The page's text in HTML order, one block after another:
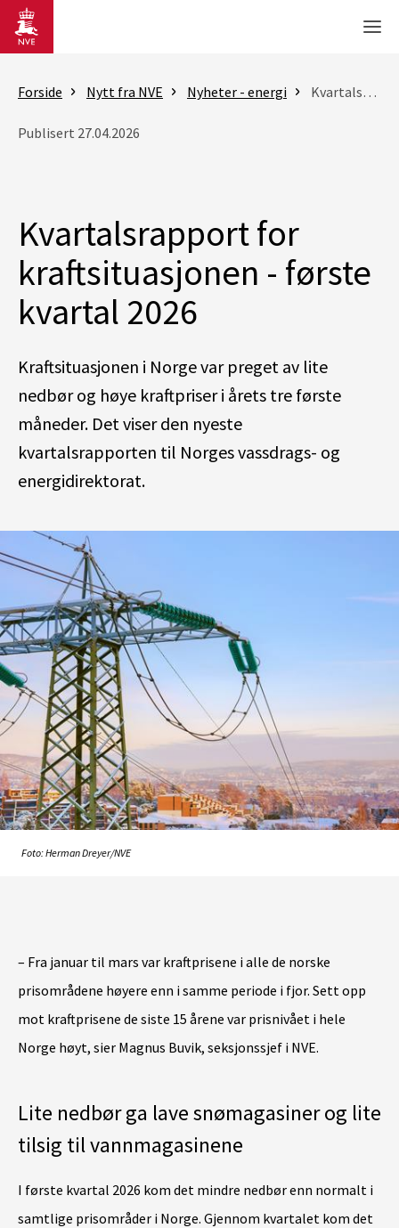
Gå til hovedinnhold
Forside Nytt fra NVE Nyheter - energi Kvartalsrapport for kraftsituasjonen - første kvartal 2026
Publisert 27.04.2026
Kvartalsrapport for
kraftsituasjonen - første
kvartal 2026
Kraftsituasjonen i Norge var preget av lite
nedbør og høye kraftpriser i årets tre første
måneder. Det viser den nyeste
kvartalsrapporten til Norges vassdrags- og
energidirektorat.
Foto: Herman Dreyer/NVE
– Fra januar til mars var kraftprisene i alle de norske
prisområdene høyere enn i samme periode i fjor. Sett opp
mot kraftprisene de siste 15 årene var prisnivået i hele
Norge høyt, sier Magnus Buvik, seksjonssjef i NVE.
Lite nedbør ga lave snømagasiner og lite
tilsig til vannmagasinene
I første kvartal 2026 kom det mindre nedbør enn normalt i
samtlige prisområder i Norge. Gjennom kvartalet kom det